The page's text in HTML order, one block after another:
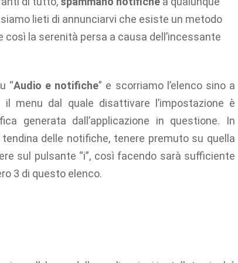
lieti di annunciarvi che esiste un metodo
la serenità persa a causa dell’incessante
“Audio e notifiche” e scorriamo l’elenco sino a
il menu dal quale disattivare l’impostazione è
generata dall’applicazione in questione. In
delle notifiche, tenere premuto su quella
sul pulsante “i”, così facendo sarà sufficiente
3 di questo elenco.